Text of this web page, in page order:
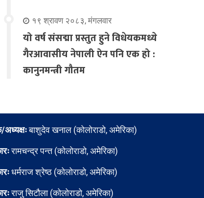
१९ श्रावण २०८३, मंगलवार
यो वर्ष संसद्मा प्रस्तुत हुने विधेयकमध्ये
गैरआवासीय नेपाली ऐन पनि एक हो :
कानुनमन्त्री गौतम
बाशुदेव खनाल (कोलोराडो, अमेरिका)
रामचन्द्र पन्त (कोलोराडो, अमेरिका)
धर्मराज श्रेष्ठ (कोलोराडो, अमेरिका)
राजु सिटौला (कोलोराडो, अमेरिका)